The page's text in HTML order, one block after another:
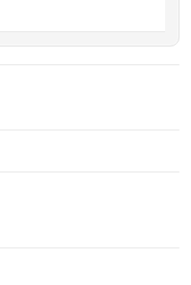
以上の全シリーズに